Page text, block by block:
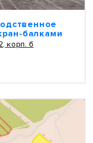
балками
корп. б